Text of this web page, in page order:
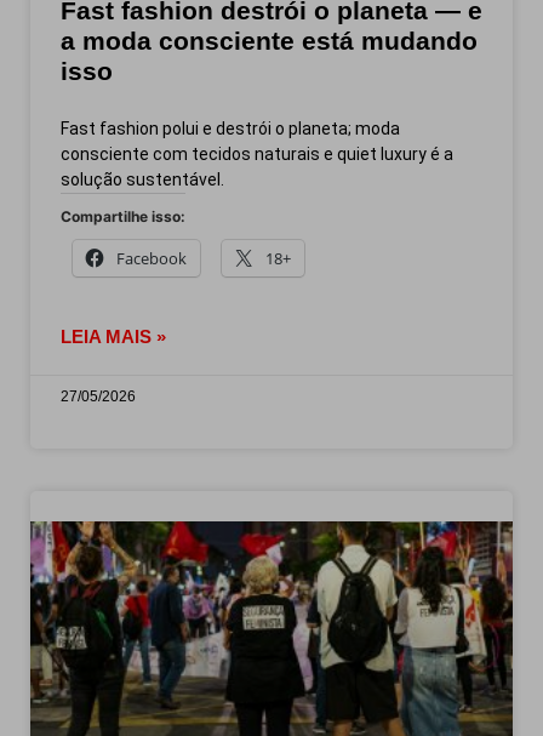
Fast fashion destrói o planeta — e
a moda consciente está mudando
isso
Fast fashion polui e destrói o planeta; moda
consciente com tecidos naturais e quiet luxury é a
solução sustentável.
Compartilhe isso:
Facebook 18+
LEIA MAIS »
27/05/2026